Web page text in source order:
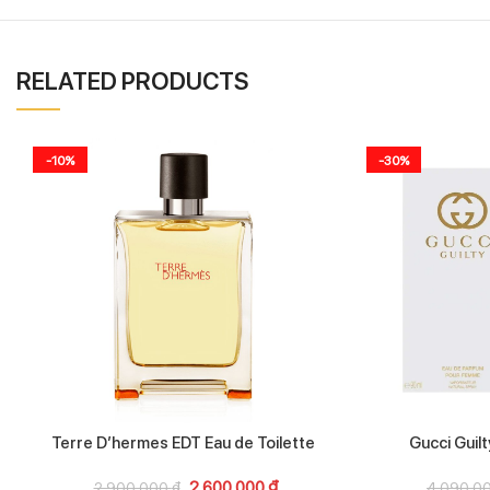
RELATED PRODUCTS
-10%
Terre D’hermes EDT Eau de Toilette
-30%
Gucci